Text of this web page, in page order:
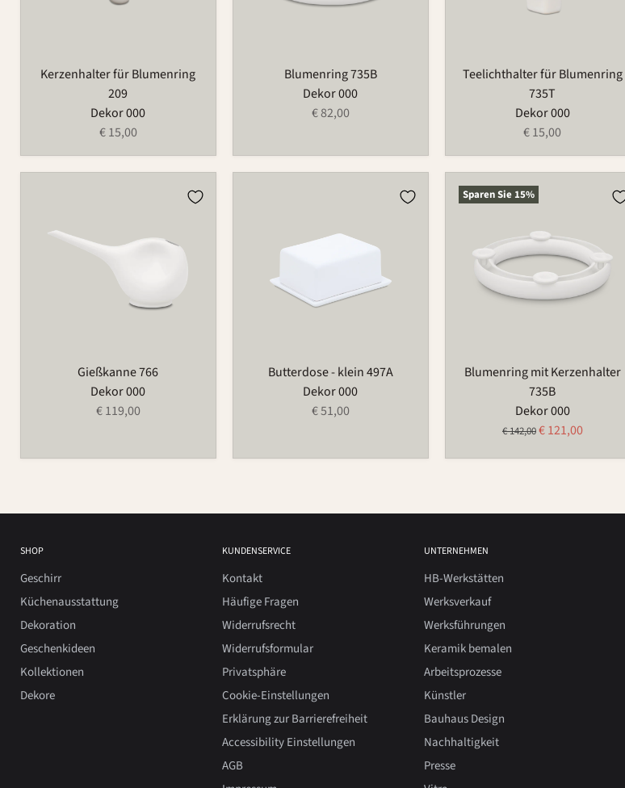
Kerzenhalter für Blumenring
209
Dekor 000
€ 15,00
Blumenring 735B
Dekor 000
€ 82,00
Teelichthalter für Blumenring
735T
Dekor 000
€ 15,00
Gießkanne 766
Dekor 000
€ 119,00
Butterdose - klein 497A
Dekor 000
€ 51,00
Sparen Sie 15%
Blumenring
mit
Blumenring mit Kerzenhalter
735B
Dekor 000
Ursprünglicher
€ 142,00Aktueller
Preis
€ 121,00
SHOP
Geschirr
Küchenausstattung
Dekoration
Geschenkideen
Kollektionen
Dekore
KUNDENSERVICE
Kontakt
Häufige Fragen
Widerrufsrecht
Widerrufsformular
Privatsphäre
Cookie-Einstellungen
Erklärung zur Barrierefreiheit
Accessibility Einstellungen
AGB
UNTERNEHMEN
HB-Werkstätten
Werksverkauf
Werksführungen
Keramik bemalen
Arbeitsprozesse
Künstler
Bauhaus Design
Nachhaltigkeit
Presse